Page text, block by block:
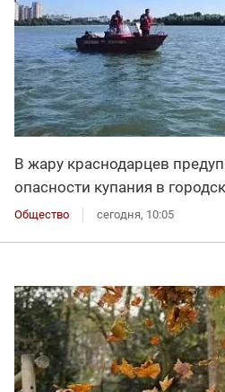
В жару краснодарцев
опасности купания в
Общество сегодня, 10:05